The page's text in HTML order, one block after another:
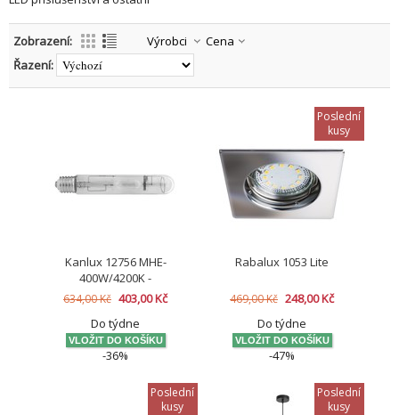
Zobrazení: Výrobci
Cena
Řazení:
Kanlux 12756 MHE-
400W/4200K -
metalhalogenidová
634,00 Kč 403,00 Kč
Do týdne
-36%
Poslední
kusy
Rabalux 1053 Lite
469,00 Kč 248,00 Kč
Do týdne
-47%
Poslední
kusy
Poslední
kusy